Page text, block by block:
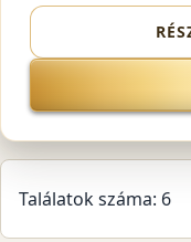
Találatok száma: 6